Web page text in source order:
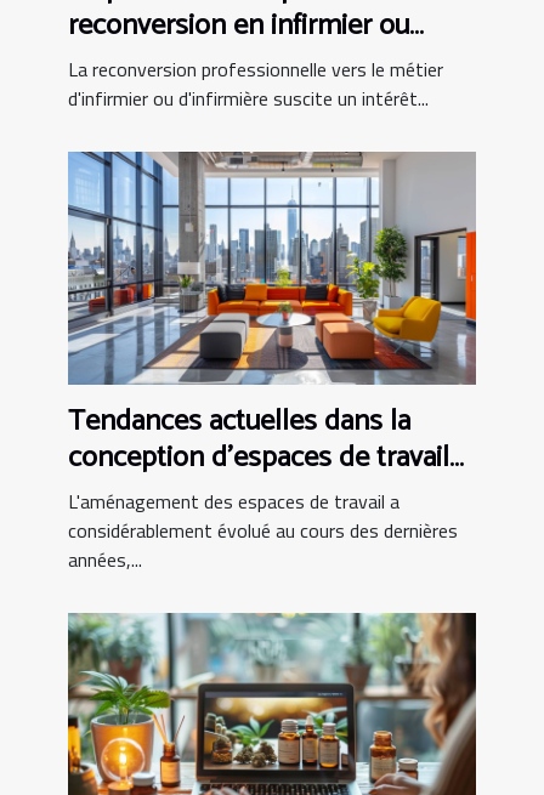
reconversion en infirmier ou
infirmière
La reconversion professionnelle vers le métier
d'infirmier ou d'infirmière suscite un intérêt...
Tendances actuelles dans la
conception d'espaces de travail
modernes
L'aménagement des espaces de travail a
considérablement évolué au cours des dernières
années,...